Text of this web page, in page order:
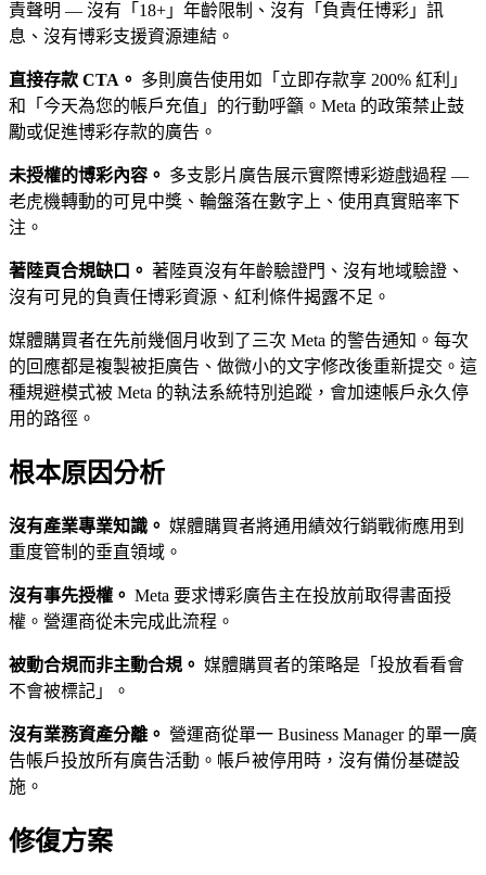
責聲明 — 沒有「18+」年齡限制、沒有「負責任博彩」訊
息、沒有博彩支援資源連結。
直接存款 CTA。 多則廣告使用如「立即存款享 200% 紅利」
和「今天為您的帳戶充值」的行動呼籲。Meta 的政策禁止鼓
勵或促進博彩存款的廣告。
未授權的博彩內容。 多支影片廣告展示實際博彩遊戲過程 —
老虎機轉動的可見中獎、輪盤落在數字上、使用真實賠率下
注。
著陸頁合規缺口。 著陸頁沒有年齡驗證門、沒有地域驗證、
沒有可見的負責任博彩資源、紅利條件揭露不足。
媒體購買者在先前幾個月收到了三次 Meta 的警告通知。每次
的回應都是複製被拒廣告、做微小的文字修改後重新提交。這
種規避模式被 Meta 的執法系統特別追蹤，會加速帳戶永久停
用的路徑。
根本原因分析
沒有產業專業知識。 媒體購買者將通用績效行銷戰術應用到
重度管制的垂直領域。
沒有事先授權。 Meta 要求博彩廣告主在投放前取得書面授
權。營運商從未完成此流程。
被動合規而非主動合規。 媒體購買者的策略是「投放看看會
不會被標記」。
沒有業務資產分離。 營運商從單一 Business Manager 的單一廣
告帳戶投放所有廣告活動。帳戶被停用時，沒有備份基礎設
施。
修復方案